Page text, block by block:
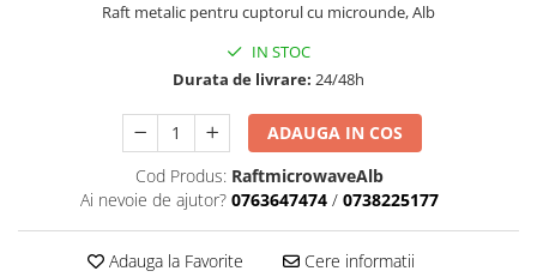
Raft metalic pentru cuptorul cu microunde, Alb
IN STOC
Durata de livrare: 24/48h
ADAUGA IN COS
Cod Produs: RaftmicrowaveAlb
Ai nevoie de ajutor? 0763647474 / 0738225177
Adauga la Favorite Cere informatii